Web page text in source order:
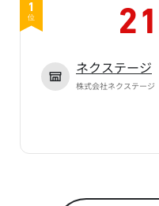
1
位 21
ネクステージ
株式会社ネクステージ